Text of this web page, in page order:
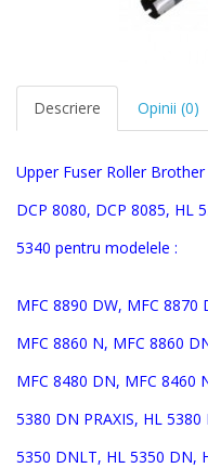
Descriere Opinii (0)
Upper Fuser Roller
DCP 8080, DCP 8085, HL
5340 pentru modelele :
MFC 8890 DW, MFC 8870
MFC 8860 N, MFC 8860
MFC 8480 DN, MFC 8460
5380 DN PRAXIS, HL
5350 DNLT, HL 5350 DN,